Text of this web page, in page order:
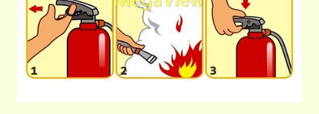
選
單
客戶實績
開
子
選